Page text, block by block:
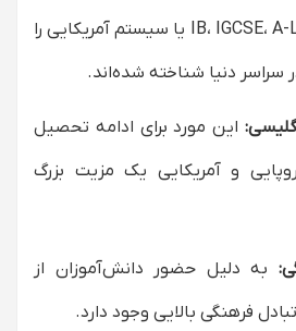
مانند دیپلم IB، IGCSE، A-Levels یا سیستم آمریکایی را
سراسر دنیا شناخته شده‌اند.
این مورد برای ادامه تحصیل
و آمریکایی یک مزیت بزرگ
به دلیل حضور دانش‌آموزان از
فرهنگی بالایی وجود دارد.